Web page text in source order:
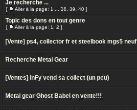
Je recherche ...
[ Aller à la page: 1 38 39 40 ]
Topic des dons en tout genre
[ Aller à la page: 1 2 ]
[Vente] ps4, collector fr et steelbook mgs5 neuf
Recherche Metal Gear
[Ventes] inFy vend sa collect (un peu)
Metal gear Ghost Babel en vente!!!